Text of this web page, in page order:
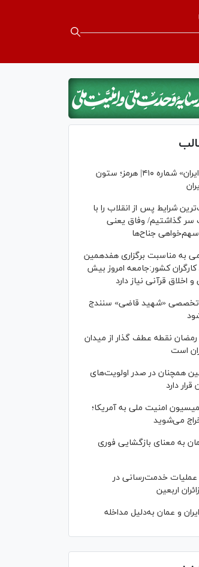
روزنامه «صدای ایران» شماره ۴۱۰| هرمز؛ ستون
شرایط پس از انقلاب را با
سر گذاشتیم/ وفاق یعنی
جناح‌ها
به مناسبت برگزاری هفدهمین
کشور:جامعه امروز بیش
اخلاق قرآنی نیاز دارد
«شهید قاضی» سنندج
نقطه عطف گذار از میدان
است
همچنان در صدر اولویت‌های
دارد
امنیت ملی به آمریکا؛
می‌شوید
به معنای بازگشایی فوری
ﻋﻤﻠﯿﺎﺕ ﺧﺪﻣﺖ‌ﺭﺳﺎﻧﯽ در
ﺍﺭﺑﻌﯿﻦ
و عمان به‌دلیل مداخله